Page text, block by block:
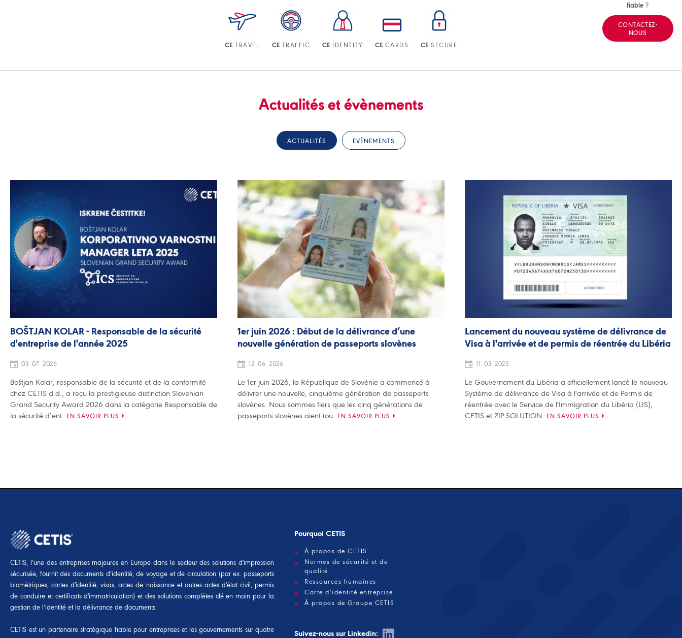
CE TRAVEL CE TRAFFIC CE IDENTITY CE CARDS CE SECURE
Actualités et évènements
ACTUALITÉS EVÈNEMENTS
BOŠTJAN KOLAR - Responsable de la sécurité
d'entreprise de l'année 2025
03. 07. 2026
Boštjan Kolar, responsable de la sécurité et de la conformité
chez CETIS d.d., a reçu la prestigieuse distinction Slovenian
Grand Security Award 2026 dans la catégorie Responsable de
la sécurité d’ent
EN SAVOIR PLUS
1er juin 2026 : Début de la délivrance d’une
nouvelle génération de passeports slovènes
12. 06. 2026
Le 1er juin 2026, la République de Slovénie a commencé à
délivrer une nouvelle, cinquième génération de passeports
slovènes. Nous sommes fiers que les cinq générations de
passeports slovènes aient tou
EN SAVOIR PLUS
Lancement du nouveau système de délivrance de
Visa à l'arrivée et de permis de réentrée du Libéria
11. 03. 2025
Le Gouvernement du Libéria a officiellement lancé le nouveau
Système de délivrance de Visa à l'arrivée et de Permis de
réentrée avec le Service de l'Immigration du Libéria (LIS),
CETIS et ZIP SOLUTION
EN SAVOIR PLUS
fiable ?
CONTACTEZ-
NOUS
CETIS, l’une des entreprises majeures en Europe dans le secteur des solutions d'impression
sécurisée, fournit des documents d’identité, de voyage et de circulation (par ex. passeports
biométriques, cartes d'identité, visas, actes de naissance et autres actes d'état civil, permis
de conduire et certificats d'immatriculation) et des solutions complètes clé en main pour la
gestion de l’identité et la délivrance de documents.
CETIS est un partenaire stratégique fiable pour entreprises et les gouvernements sur quatre
Pourquoi CETIS
À propos de CETIS
Normes de sécurité et de
qualité
Ressources humaines
Carte d’identité entreprise
À propos de Groupe CETIS
Suivez-nous sur Linkedin: